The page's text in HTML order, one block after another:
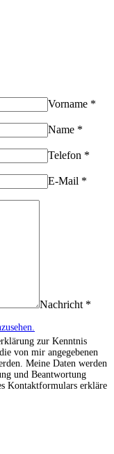
Vorname *
Name *
Telefon *
E-Mail *
Nachricht *
zur Kenntnis
von mir angegebenen
Meine Daten werden
und Beantwortung
Kontaktformulars erkläre